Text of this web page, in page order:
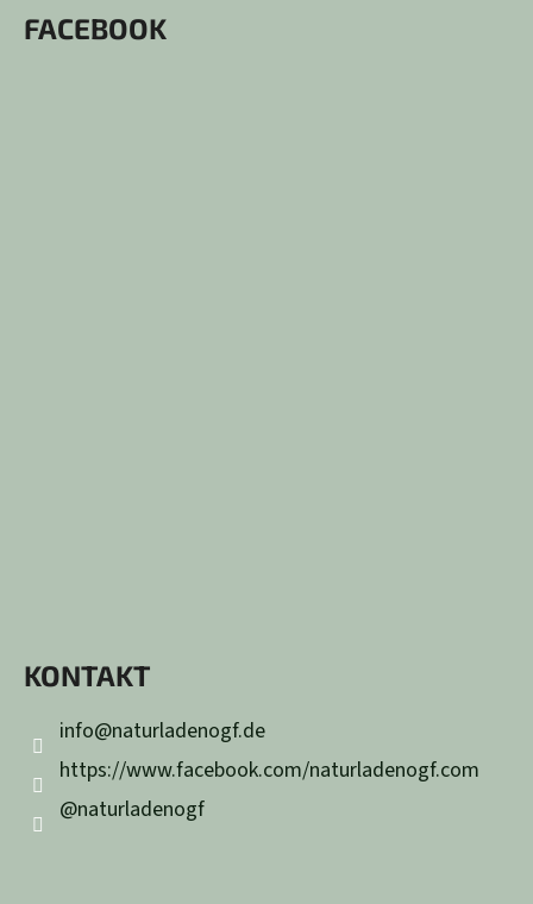
FACEBOOK
KONTAKT
info@naturladenogf.de
https://www.facebook.com/naturladenogf.com
@naturladenogf